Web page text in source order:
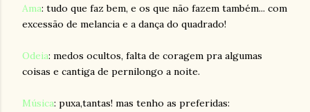
Ama: tudo que faz bem, e os que não fazem também... com
excessão de melancia e a dança do quadrado!
Odeia: medos ocultos, falta de coragem pra algumas
coisas e cantiga de pernilongo a noite.
Música: puxa,tantas! mas tenho as preferidas: